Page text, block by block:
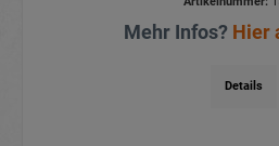
Mehr Infos? Hier
Details